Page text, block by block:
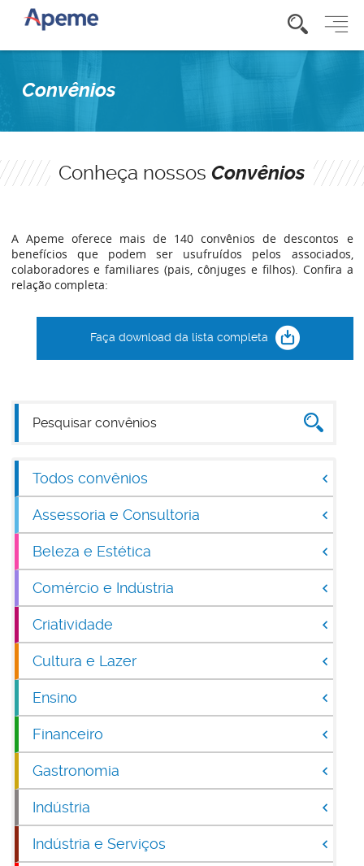
Convênios
Conheça nossos Convênios
A Apeme oferece mais de 140 convênios de descontos e
benefícios que podem ser usufruídos pelos associados,
colaboradores e familiares (pais, cônjuges e filhos). Confira a
relação completa:
Faça download da lista completa
Todos convênios
Assessoria e Consultoria
Beleza e Estética
Comércio e Indústria
Criatividade
Cultura e Lazer
Ensino
Financeiro
Gastronomia
Indústria
Indústria e Serviços